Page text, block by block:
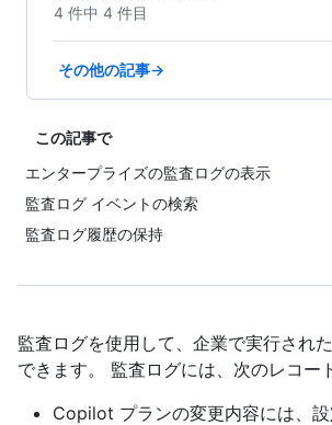
4 件中 4 件目
その他の記事→
この記事で
エンタープライズの監査ログの表示
監査ログ イベントの検索
監査ログ履歴の保持
監査ログを使用して、企業で実行され
できます。 監査ログには、次のレコー
Copilot プランの変更内容には、